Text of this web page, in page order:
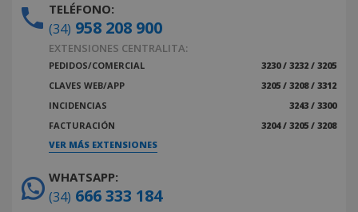
TELÉFONO:
(34) 958 208 900
EXTENSIONES CENTRALITA:
PEDIDOS/COMERCIAL
3230 / 3232 / 3205
CLAVES WEB/APP
3205 / 3208 / 3312
INCIDENCIAS
3243 / 3300
FACTURACIÓN
3204 / 3205 / 3208
VER MÁS EXTENSIONES
WHATSAPP:
(34) 666 333 184